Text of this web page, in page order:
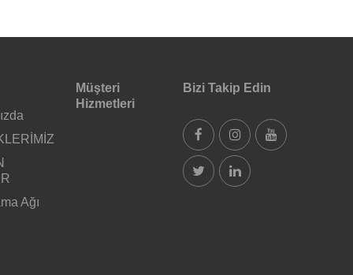
Ağı
Müşteri
Hizmetleri
Bizi Takip Edin